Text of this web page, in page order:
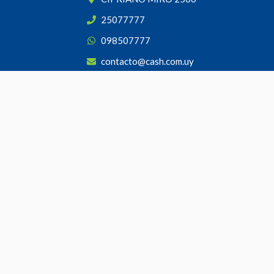
25077777
098507777
contacto@cash.com.uy